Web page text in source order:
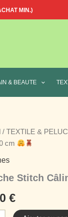
MIN.)
& BEAUTE
/ TEXTILE &
cm
Stitch
€